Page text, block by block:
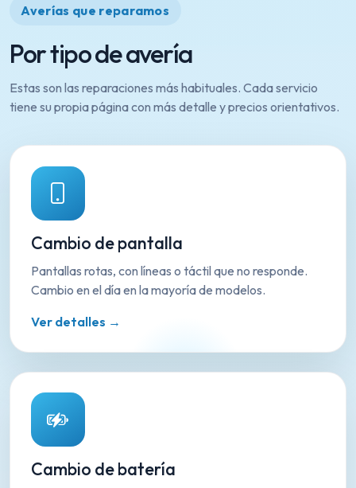
Averías que reparamos
Por tipo de avería
Estas son las reparaciones más habituales. Cada servicio
tiene su propia página con más detalle y precios orientativos.
Cambio de pantalla
Pantallas rotas, con líneas o táctil que no responde.
Cambio en el día en la mayoría de modelos.
Ver detalles →
Cambio de batería